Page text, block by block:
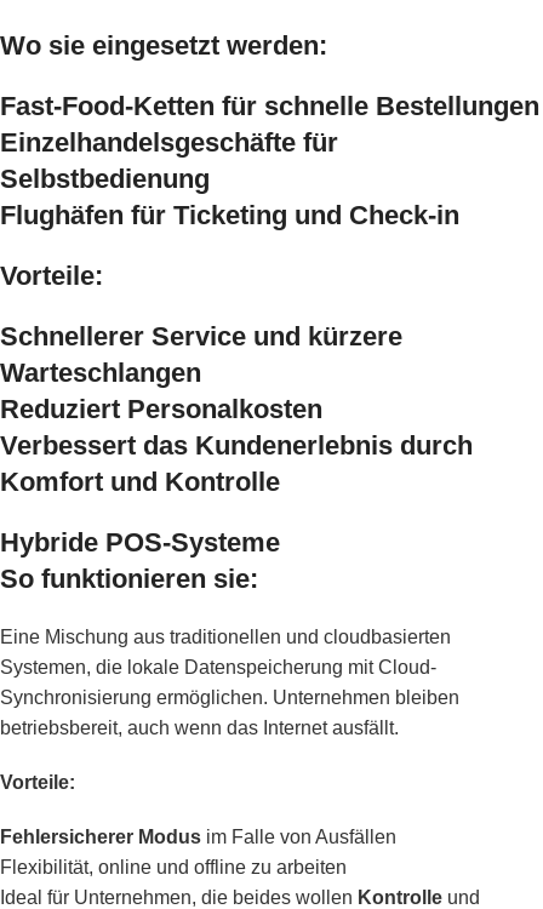
Wo sie eingesetzt werden:
Fast-Food-Ketten für schnelle Bestellungen
Einzelhandelsgeschäfte für
Selbstbedienung
Flughäfen für Ticketing und Check-in
Vorteile:
Schnellerer Service und kürzere
Warteschlangen
Reduziert Personalkosten
Verbessert das Kundenerlebnis durch
Komfort und Kontrolle
Hybride POS-Systeme
So funktionieren sie:
Eine Mischung aus traditionellen und cloudbasierten
Systemen, die lokale Datenspeicherung mit Cloud-
Synchronisierung ermöglichen. Unternehmen bleiben
betriebsbereit, auch wenn das Internet ausfällt.
Vorteile:
Fehlersicherer Modus im Falle von Ausfällen
Flexibilität, online und offline zu arbeiten
Ideal für Unternehmen, die beides wollen Kontrolle und